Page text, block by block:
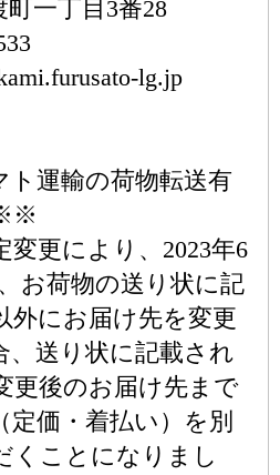
一丁目3番28
lg.jp
運輸の荷物転送有
変更により、2023年6
お荷物の送り状に記
外にお届け先を変更
、送り状に記載され
更後のお届け先まで
定価・着払い）を別
くことになりまし